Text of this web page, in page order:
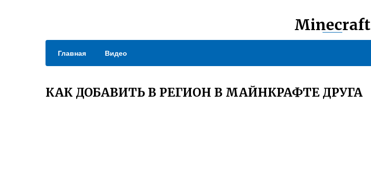
Minecraft
Главная Видео
КАК ДОБАВИТЬ В РЕГИОН В МАЙНКРАФТЕ ДРУГА